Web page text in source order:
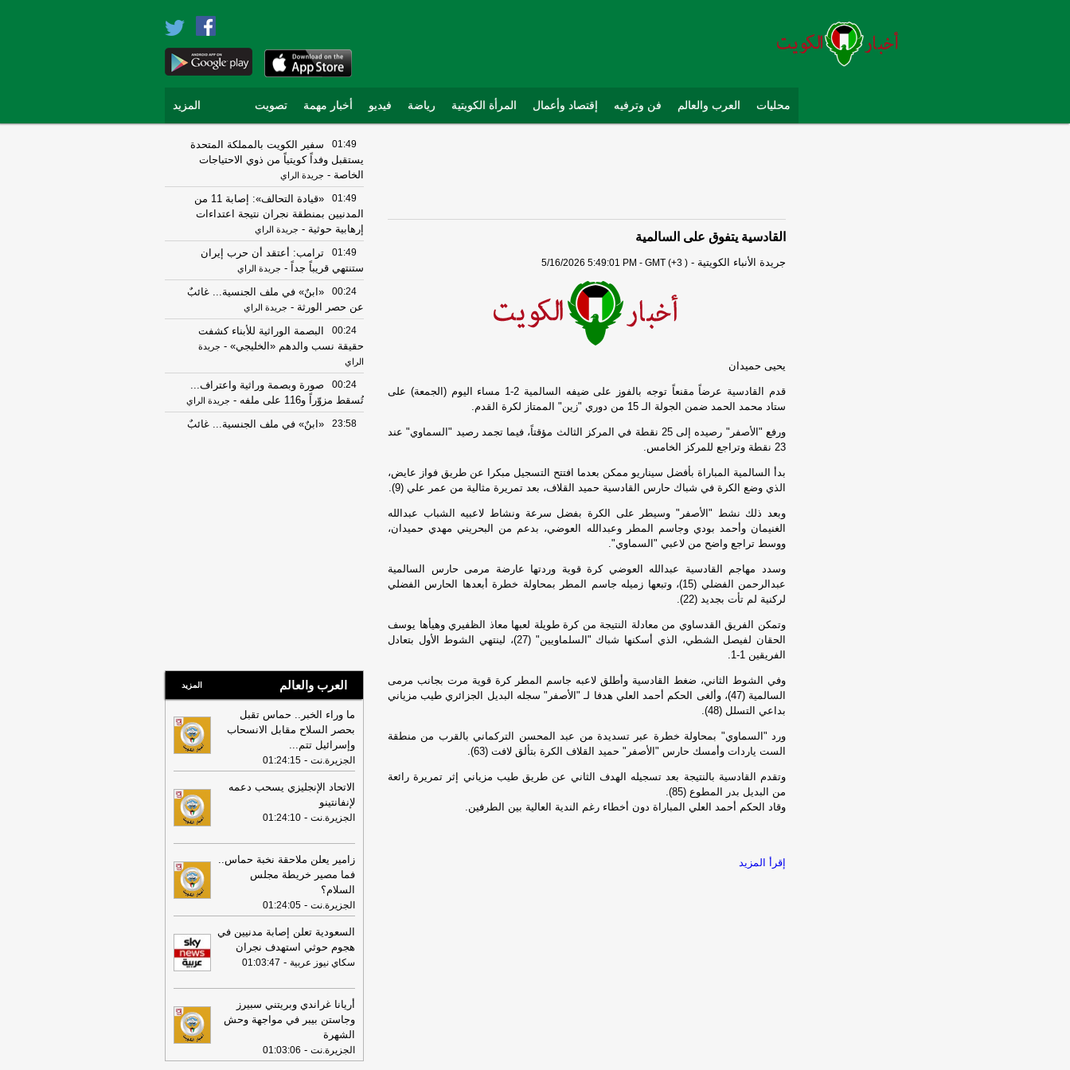
محليات العرب والعالم فن وترفيه إقتصاد وأعمال المرأة الكويتية رياضة فيديو أخبار مهمة تصويت المزيد
القادسية يتفوق على السالمية
جريدة الأنباء الكويتية -
5/16/2026 5:49:01 PM - GMT (+3 )
يحيى حميدان
قدم القادسية عرضاً مقنعاً توجه بالفوز على ضيفه السالمية 2-1 مساء اليوم (الجمعة) على
ستاد محمد الحمد ضمن الجولة الـ 15 من دوري "زين" الممتاز لكرة القدم.
ورفع "الأصفر" رصيده إلى 25 نقطة في المركز الثالث مؤقتاً، فيما تجمد رصيد "السماوي" عند
23 نقطة وتراجع للمركز الخامس.
بدأ السالمية المباراة بأفضل سيناريو ممكن بعدما افتتح التسجيل مبكرا عن طريق فواز عايض،
الذي وضع الكرة في شباك حارس القادسية حميد القلاف، بعد تمريرة مثالية من عمر علي (9).
وبعد ذلك نشط "الأصفر" وسيطر على الكرة بفضل سرعة ونشاط لاعبيه الشباب عبدالله
الغنيمان وأحمد بودي وجاسم المطر وعبدالله العوضي، بدعم من البحريني مهدي حميدان،
ووسط تراجع واضح من لاعبي "السماوي".
وسدد مهاجم القادسية عبدالله العوضي كرة قوية وردتها عارضة مرمى حارس السالمية
عبدالرحمن الفضلي (15)، وتبعها زميله جاسم المطر بمحاولة خطرة أبعدها الحارس الفضلي
لركنية لم تأت بجديد (22).
وتمكن الفريق القدساوي من معادلة النتيجة من كرة طويلة لعبها معاذ الظفيري وهيأها يوسف
الحقان لفيصل الشطي، الذي أسكنها شباك "السلماويين" (27)، لينتهي الشوط الأول بتعادل
الفريقين 1-1.
وفي الشوط الثاني، ضغط القادسية وأطلق لاعبه جاسم المطر كرة قوية مرت بجانب مرمى
السالمية (47)، وألغى الحكم أحمد العلي هدفا لـ "الأصفر" سجله البديل الجزائري طيب مزياني
بداعي التسلل (48).
ورد "السماوي" بمحاولة خطرة عبر تسديدة من عبد المحسن التركماني بالقرب من منطقة
الست ياردات وأمسك حارس "الأصفر" حميد القلاف الكرة بتألق لافت (63).
وتقدم القادسية بالنتيجة بعد تسجيله الهدف الثاني عن طريق طيب مزياني إثر تمريرة رائعة
من البديل بدر المطوع (85).
وقاد الحكم أحمد العلي المباراة دون أخطاء رغم الندية العالية بين الطرفين.
إقرأ المزيد
01:49
سفير الكويت بالمملكة المتحدة
يستقبل وفداً كويتياً من ذوي الاحتياجات
الخاصة - جريدة الراي
01:49
«قيادة التحالف»: إصابة 11 من
المدنيين بمنطقة نجران نتيجة اعتداءات
إرهابية حوثية - جريدة الراي
01:49
ترامب: أعتقد أن حرب إيران
ستنتهي قريباً جداً - جريدة الراي
00:24
«ابنٌ» في ملف الجنسية... غائبٌ
عن حصر الورثة - جريدة الراي
00:24
البصمة الوراثية للأبناء كشفت
حقيقة نسب والدهم «الخليجي» - جريدة
الراي
00:24
صورة وبصمة وراثية واعتراف...
تُسقط مزوّراً و116 على ملفه
- جريدة الراي
23:58
«ابنٌ» في ملف الجنسية... غائبٌ
مدعومة إلى مصر
23:42
البحث عن هارب من الطب
النفسي سرق هاتف والدته-جريدة الأنباء
الكويتية
23:06
الأشغال والتطبيقي يبحثان تعزيز
التعاون لرفع كفاءة الموظفين-كويت نيوز
22:43
بالفيديو.. ضبط 48 مخالفاً من
حملة مواد إقامة 18 و20 و22
جريدة الأنباء
مقابل منطقة صباح السالم لمدة 15 يوماً
-
جريدة الأنباء الكويتية
22:03
وزير الصحة يصدر قرارا لتنظيم
وصف وصرف ومتابعة العلاجات البيولوجية-
كويت نيوز
22:03
وزارتا الصحة والداخلية تبحثان
تطوير الطب الشرعي وتأهيل الكوادر
الوطنية-كويت نيوز
21:51
«الأنباء» تنشر شروط تحويل
الزيارات إلى «التحاق بعائل» للزوجة والأبناء
جريدة الأنباء الكويتية
العرب والعالم المزيد
ما وراء الخبر.. حماس تقبل
بحصر السلاح مقابل الانسحاب
وإسرائيل تتم...
الجزيرة.نت -
01:24:15
الاتحاد الإنجليزي يسحب دعمه
لإنفانتينو
الجزيرة.نت -
01:24:10
زامير يعلن ملاحقة نخبة حماس..
فما مصير خريطة مجلس
السلام؟
الجزيرة.نت -
01:24:05
السعودية تعلن إصابة مدنيين في
هجوم حوثي استهدف نجران
سكاي نيوز عربية -
01:03:47
أريانا غراندي وبريتني سبيرز
وجاستن بيبر في مواجهة وحش
الشهرة
الجزيرة.نت -
01:03:06